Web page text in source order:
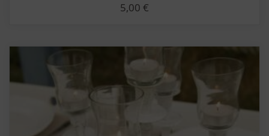
5,00 €